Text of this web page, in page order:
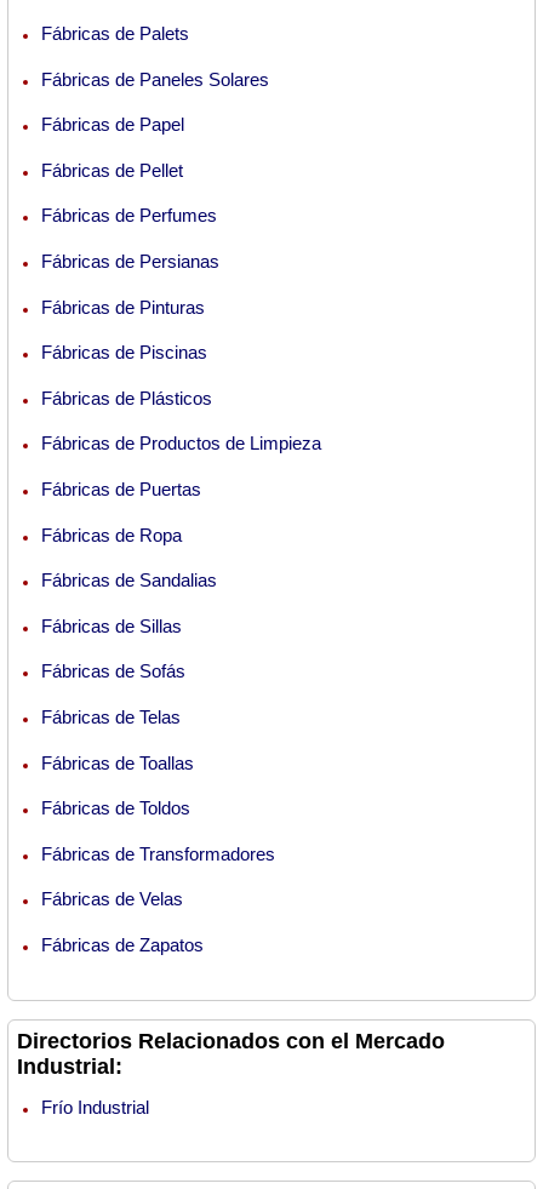
Fábricas de Palets
Fábricas de Paneles Solares
Fábricas de Papel
Fábricas de Pellet
Fábricas de Perfumes
Fábricas de Persianas
Fábricas de Pinturas
Fábricas de Piscinas
Fábricas de Plásticos
Fábricas de Productos de Limpieza
Fábricas de Puertas
Fábricas de Ropa
Fábricas de Sandalias
Fábricas de Sillas
Fábricas de Sofás
Fábricas de Telas
Fábricas de Toallas
Fábricas de Toldos
Fábricas de Transformadores
Fábricas de Velas
Fábricas de Zapatos
Directorios Relacionados con el Mercado
Industrial:
Frío Industrial